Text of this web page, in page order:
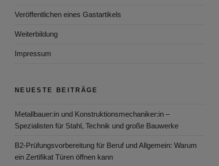
Veröffentlichen eines Gastartikels
Weiterbildung
Impressum
NEUESTE BEITRÄGE
Metallbauer:in und Konstruktionsmechaniker:in –
Spezialisten für Stahl, Technik und große Bauwerke
B2-Prüfungsvorbereitung für Beruf und Allgemein: Warum
ein Zertifikat Türen öffnen kann